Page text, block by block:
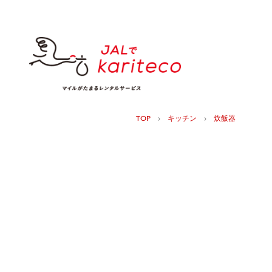
TOP › キッチン › 炊飯器